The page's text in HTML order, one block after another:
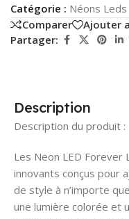
Catégorie : Néons Leds
Comparer
Ajouter
Partager:
Description
Description du produit :
Les Neon LED
innovants conçus pour
de style à n’importe
une lumière colorée et